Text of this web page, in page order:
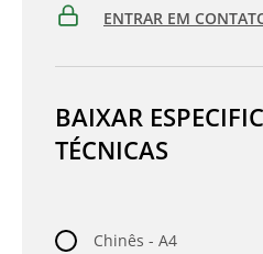
ENTRAR EM
BAIXAR
TÉCNICAS
Chinês - A4